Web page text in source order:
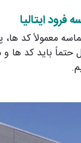
ایتالیا
معمولاً
باید کد ها